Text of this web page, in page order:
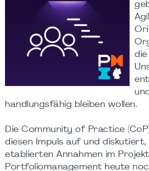
und
handlungsfähig bleiben wollen.
Die Community of Practice
diesen Impuls auf und diskutiert,
etablierten Annahmen im
Portfoliomanagement heute